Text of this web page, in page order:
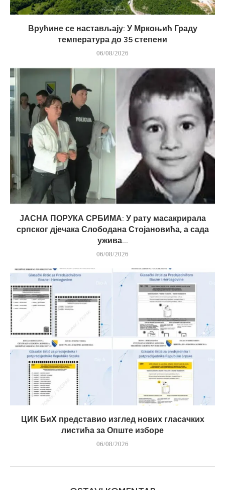
Врућине се настављају: У Мркоњић Граду
температура до 35 степени
06/08/2026
ЈАСНА ПОРУКА СРБИМА: У рату масакрирала
српског дјечака Слободана Стојановића, а сада
ужива...
06/08/2026
ЦИК БиХ представио изглед нових гласачких
листића за Опште изборе
06/08/2026